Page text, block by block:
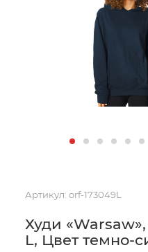
Артикул: orf-173049L
Худи
L, Цвет темно-